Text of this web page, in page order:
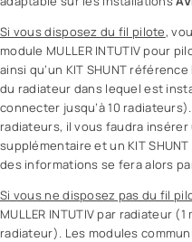
Si vous disposez du fil pilote,
module MULLER INTUTIV pour
ainsi qu’un KIT SHUNT référence
du radiateur dans lequel est
connecter jusqu’à 10
radiateurs, il vous faudra insérer
supplémentaire et un KIT
des informations se fera alors
Si vous ne disposez pas du fil
MULLER INTUTIV par radiateur
radiateur). Les modules